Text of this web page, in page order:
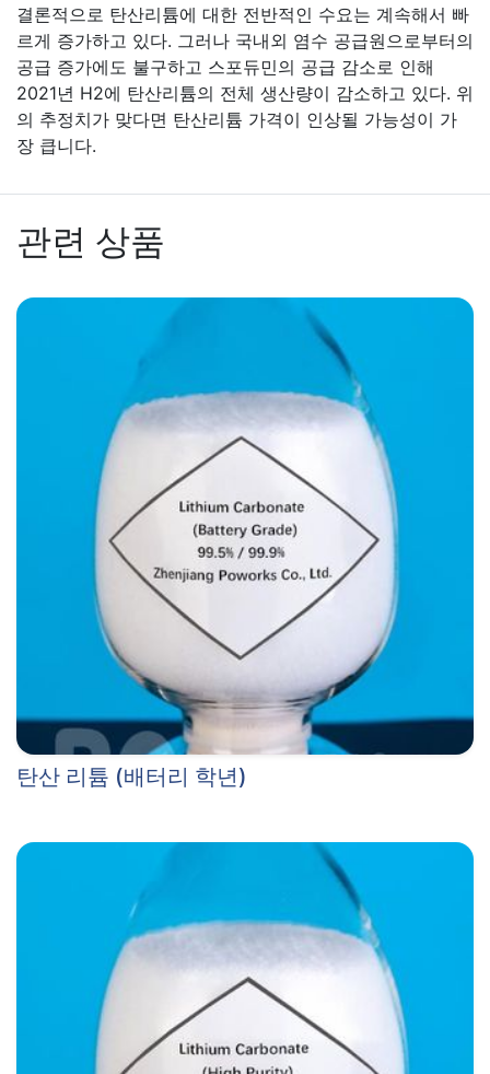
결론적으로 탄산리튬에 대한 전반적인 수요는 계속해서 빠
르게 증가하고 있다. 그러나 국내외 염수 공급원으로부터의
공급 증가에도 불구하고 스포듀민의 공급 감소로 인해
2021년 H2에 탄산리튬의 전체 생산량이 감소하고 있다. 위
의 추정치가 맞다면 탄산리튬 가격이 인상될 가능성이 가
장 큽니다.
관련 상품
탄산 리튬 (배터리 학년)